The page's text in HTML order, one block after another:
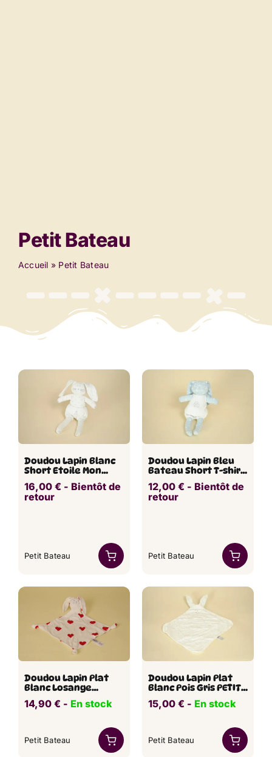
Petit Bateau
Accueil » Petit Bateau
Doudou Lapin Blanc
Short Etoile Mon
Rêve PETIT BATEAU 23
cm
16,00 € ​ - Bientôt de
retour
Petit Bateau
Doudou Lapin Bleu
Bateau Short T-shirt
PETIT BATEAU 24 cm
12,00 € ​ - Bientôt de
retour
Petit Bateau
Doudou Lapin Plat
Blanc Losange
Imprimé Cœur PETIT
BATEAU
14,90 € ​​ - En stock
Petit Bateau
Doudou Lapin Plat
Blanc Pois Gris PETIT
BATEAU
15,00 € ​​ - En stock
Petit Bateau